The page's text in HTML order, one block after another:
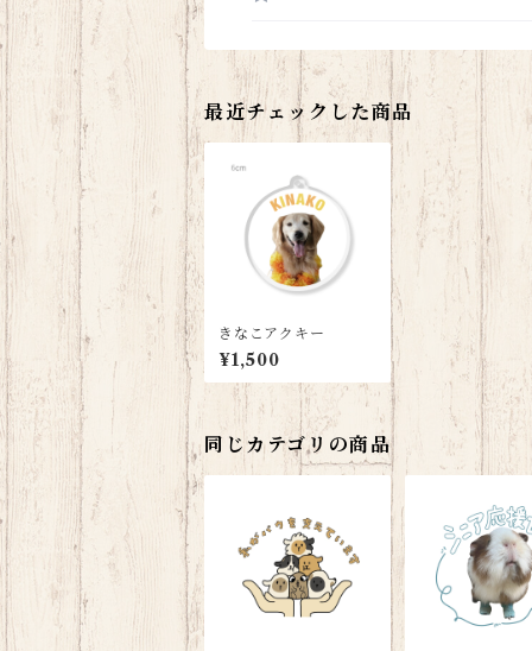
最近チェックした商品
きなこアクキー
¥1,500
同じカテゴリの商品